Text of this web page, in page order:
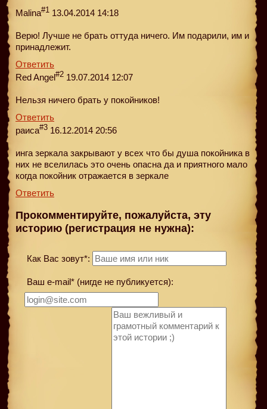
Malina#1 13.04.2014 14:18
Верю! Лучше не брать оттуда ничего. Им подарили, им и
принадлежит.
Ответить
Red Angel#2 19.07.2014 12:07
Нельзя ничего брать у покойников!
Ответить
раиса#3 16.12.2014 20:56
инга зеркала закрывают у всех что бы душа покойника в
них не вселилась это очень опасна да и приятного мало
когда покойник отражается в зеркале
Ответить
Прокомментируйте, пожалуйста, эту
историю (регистрация не нужна):
Как Вас зовут*:
Ваш e-mail* (нигде не публикуется):